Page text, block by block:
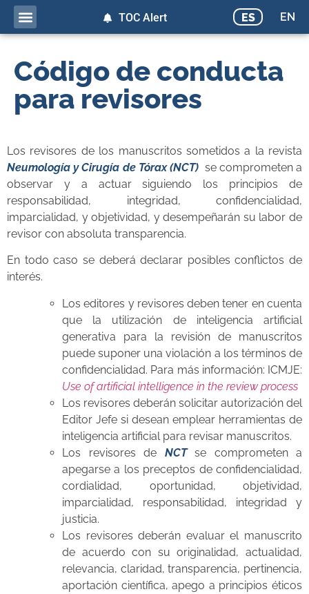
ES EN
TOC Alert
Código de conducta
para revisores
Los revisores de los manuscritos sometidos a la revista
Neumología y Cirugía de Tórax (NCT) se comprometen a
observar y a actuar siguiendo los principios de
responsabilidad, integridad, confidencialidad,
imparcialidad, y objetividad, y desempeñarán su labor de
revisor con absoluta transparencia.
En todo caso se deberá declarar posibles conflictos de
interés.
Los editores y revisores deben tener en cuenta
que la utilización de inteligencia artificial
generativa para la revisión de manuscritos
puede suponer una violación a los términos de
confidencialidad. Para más información: ICMJE:
Use of artificial intelligence in the review process
Los revisores deberán solicitar autorización del
Editor Jefe si desean emplear herramientas de
inteligencia artificial para revisar manuscritos.
Los revisores de NCTse comprometen a
apegarse a los preceptos de confidencialidad,
cordialidad, oportunidad, objetividad,
imparcialidad, responsabilidad, integridad y
justicia.
Los revisores deberán evaluar el manuscrito
de acuerdo con su originalidad, actualidad,
relevancia, claridad, transparencia, pertinencia,
aportación científica, apego a principios éticos